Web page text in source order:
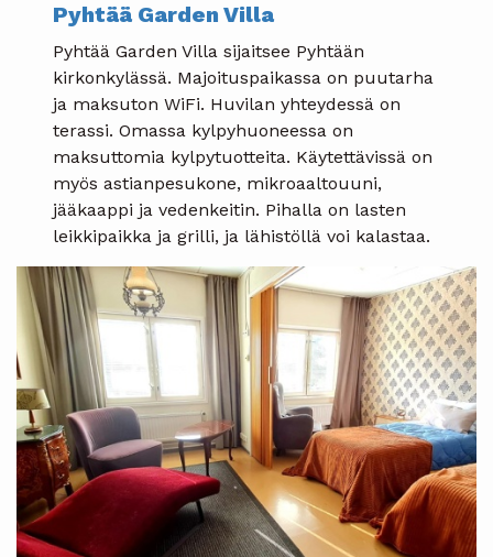
Pyhtää Garden Villa
Pyhtää Garden Villa sijaitsee Pyhtään
kirkonkylässä. Majoituspaikassa on puutarha
ja maksuton WiFi. Huvilan yhteydessä on
terassi. Omassa kylpyhuoneessa on
maksuttomia kylpytuotteita. Käytettävissä on
myös astianpesukone, mikroaaltouuni,
jääkaappi ja vedenkeitin. Pihalla on lasten
leikkipaikka ja grilli, ja lähistöllä voi kalastaa.